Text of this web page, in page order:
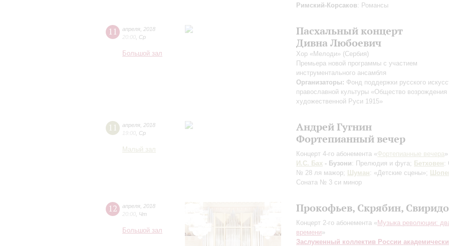
Римский-Корсаков: Романсы
11 апреля 2018
20:00 Ср
Большой зал
Пасхальный концерт
Дивна Любоевич
Хор «Мелоди» (Сербия)
Премьера новой программы с участием
инструментального ансамбля
Организаторы: Фонд поддержки русского
православной культуры «Общество возрождения
художественной Руси 1915»
11 апреля 2018
19:00 Ср
Малый зал
Андрей Гугнин
Фортепианный вечер
Концерт 4-го абонемента «Фортепианные вечера»
И.С. Бах - Бузони: Прелюдия и фуга; Бетховен:
№ 28 ля мажор; Шуман: «Детские сцены»;
Соната № 3 си минор
12 апреля 2018
20:00 Чт
Большой зал
Прокофьев, Скрябин,
Концерт 2-го абонемента « Музыка революции:
времени»
Заслуженный коллектив России